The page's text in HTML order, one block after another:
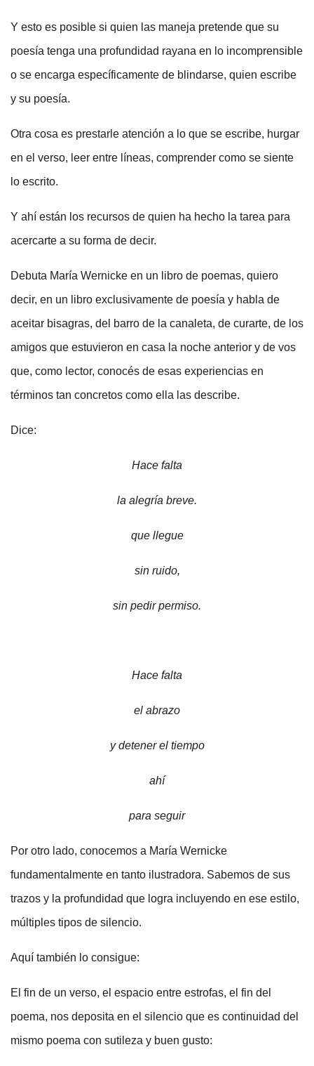
Y esto es posible si quien las maneja pretende que su
poesía tenga una profundidad rayana en lo incomprensible
o se encarga específicamente de blindarse, quien escribe
y su poesía.
Otra cosa es prestarle atención a lo que se escribe, hurgar
en el verso, leer entre líneas, comprender como se siente
lo escrito.
Y ahí están los recursos de quien ha hecho la tarea para
acercarte a su forma de decir.
Debuta María Wernicke en un libro de poemas, quiero
decir, en un libro exclusivamente de poesía y habla de
aceitar bisagras, del barro de la canaleta, de curarte, de los
amigos que estuvieron en casa la noche anterior y de vos
que, como lector, conocés de esas experiencias en
términos tan concretos como ella las describe.
Dice:
Hace falta
la alegría breve.
que llegue
sin ruido,
sin pedir permiso.
Hace falta
el abrazo
y detener el tiempo
ahí
para seguir
Por otro lado, conocemos a María Wernicke
fundamentalmente en tanto ilustradora. Sabemos de sus
trazos y la profundidad que logra incluyendo en ese estilo,
múltiples tipos de silencio.
Aquí también lo consigue:
El fin de un verso, el espacio entre estrofas, el fin del
poema, nos deposita en el silencio que es continuidad del
mismo poema con sutileza y buen gusto: